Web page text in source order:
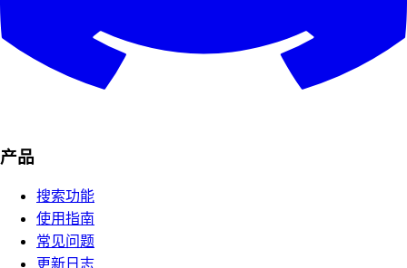
产品
搜索功能
使用指南
常见问题
更新日志